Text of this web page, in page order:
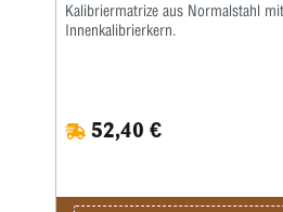
Kalibriermatrize aus Normalstahl
Innenkalibrierkern.
52,40 €